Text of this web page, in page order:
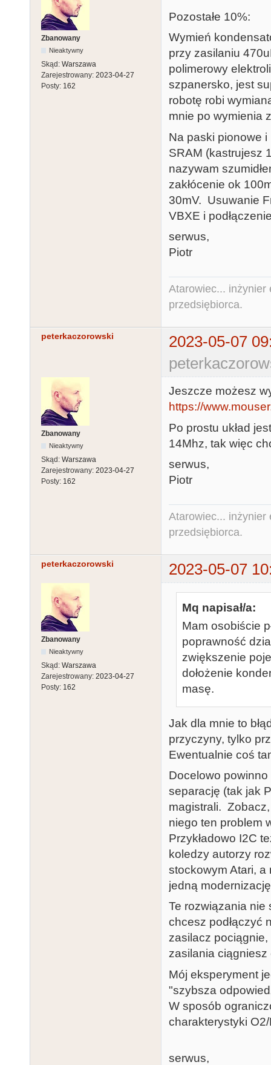
Zbanowany
Nieaktywny
Skąd: Warszawa
Zarejestrowany: 2023-04-27
Posty: 162
Pozostałe 10%:
Wymień
przy zasilaniu
polimerowy
szpanersko, jest
robotę robi
mnie po wymienia
Na paski pionowe i
SRAM (kastrujesz
nazywam
zakłócenie ok
30mV. Usuwanie
VBXE i
serwus,
Piotr
Atarowiec... inżynier
przedsiębiorca.
peterkaczorowski
2023-05-07
Zbanowany
Nieaktywny
Skąd: Warszawa
Zarejestrowany: 2023-04-27
Posty: 162
Jeszcze możesz
https://
Po prostu układ
14Mhz, tak więc
serwus,
Piotr
Atarowiec... inżynier
przedsiębiorca.
peterkaczorowski 2023-05-07
Zbanowany
Nieaktywny
Skąd: Warszawa
Zarejestrowany: 2023-04-27
Posty: 162
Mq napisał/a:
Mam osobiście
poprawność
zwiększenie
dołożenie
masę.
Jak dla mnie to
przyczyny, tylko
Ewentualnie coś
Docelowo
separację (tak jak
magistrali.
niego ten problem
Przykładowo I2C
koledzy autorzy
stockowym Atari, a
jedną
Te rozwiązania
chcesz podłączyć
zasilacz
zasilania ciągniesz
Mój eksperyment
"szybsza
W sposób
charakterystyki
serwus,